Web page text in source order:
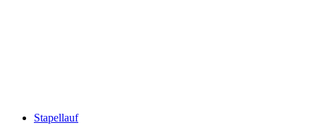
Stapellauf